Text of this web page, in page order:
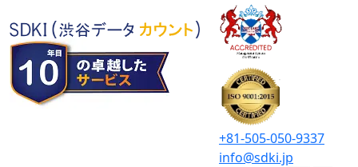
+81-505-050-9337
info@sdki.jp